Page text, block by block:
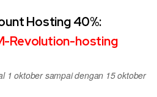
Hosting 40%:
Revolution-hosting
1 oktober sampai dengan 15 oktober